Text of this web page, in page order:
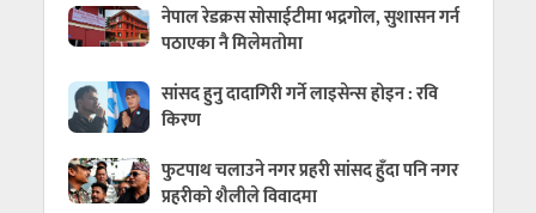
नेपाल रेडक्रस सोसाईटीमा भद्रगोल, सुशासन गर्न
पठाएका नै मिलेमतोमा
सांसद हुनु दादागिरी गर्ने लाइसेन्स होइन : रवि
किरण
फुटपाथ चलाउने नगर प्रहरी सांसद हुँदा पनि नगर
प्रहरीको शैलीले विवादमा